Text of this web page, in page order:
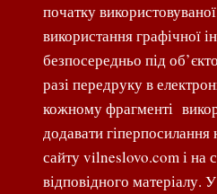
початку
використання графічної
безпосередньо під
разі передруку в
кожному фрагменті
додавати гіперпосилання
сайту vilneslovo.com і на
відповідного матеріалу.